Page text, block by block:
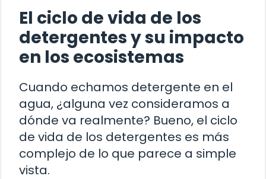
El ciclo de vida de los
detergentes y su impacto
en los ecosistemas
Cuando echamos detergente en el
agua, ¿alguna vez consideramos a
dónde va realmente? Bueno, el ciclo
de vida de los detergentes es más
complejo de lo que parece a simple
vista.